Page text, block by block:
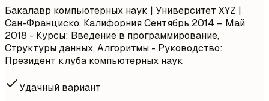
Бакалавр компьютерных наук | Университет XYZ |
Сан-Франциско, КалифорнияСентябрь 2014 – Май
2018 - Курсы: Введение в программирование,
Структуры данных, Алгоритмы - Руководство:
Президент клуба компьютерных наук
Удачный вариант